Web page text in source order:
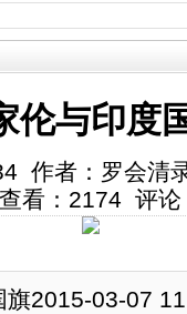
伦与印度
作者：罗会清
看： 2174 评论
旗2015-03-07